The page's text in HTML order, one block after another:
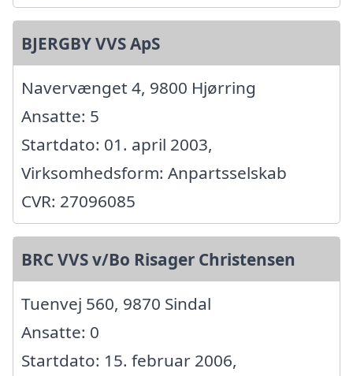
BJERGBY VVS ApS
Navervænget 4, 9800 Hjørring
Ansatte: 5
Startdato: 01. april 2003,
Virksomhedsform: Anpartsselskab
CVR: 27096085
BRC VVS v/Bo Risager Christensen
Tuenvej 560, 9870 Sindal
Ansatte: 0
Startdato: 15. februar 2006,